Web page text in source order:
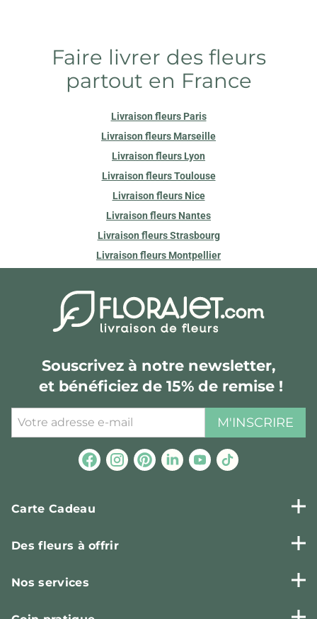
Faire livrer des fleurs
partout en France
Livraison fleurs Paris
Livraison fleurs Marseille
Livraison fleurs Lyon
Livraison fleurs Toulouse
Livraison fleurs Nice
Livraison fleurs Nantes
Livraison fleurs Strasbourg
Livraison fleurs Montpellier
Souscrivez à notre newsletter,
et bénéficiez de 15% de remise !
M'INSCRIRE
Carte Cadeau
Des fleurs à offrir
Nos services